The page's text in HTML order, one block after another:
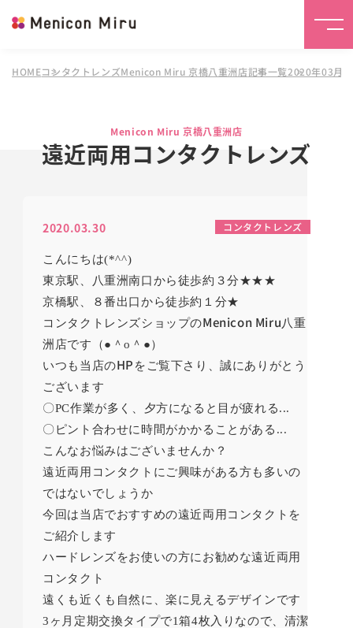
HOMEコンタクトレンズMenicon Miru 京橋八重洲店記事一覧2020年03月
Menicon Miru 京橋八重洲店
遠近両用コンタクトレンズ
2020.03.30 コンタクトレンズ
こんにちは(*^^)
東京駅、八重洲南口から徒歩約３分★★★
京橋駅、８番出口から徒歩約１分★
コンタクトレンズショップのMenicon Miru八重
洲店です（●＾o＾●）
いつも当店のHP をご覧下さり、誠にありがとう
ございます
〇PC作業が多く、 夕方になると目が疲れる...
〇ピント合わせに時間がかかることがある...
こんなお悩みはございませんか？
遠近両用コンタクトにご興味がある方も多いの
ではないでしょうか
今回は当店でおすすめの遠近両用コンタクトを
ご紹介します
ハードレンズをお使いの方にお勧めな遠近両用
コンタクト
遠くも近くも自然に、楽に見えるデザインです
3ヶ月定期交換タイプで1箱4枚入りなので、清潔